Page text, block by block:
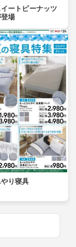
ートピーナッツ
場
り寝具